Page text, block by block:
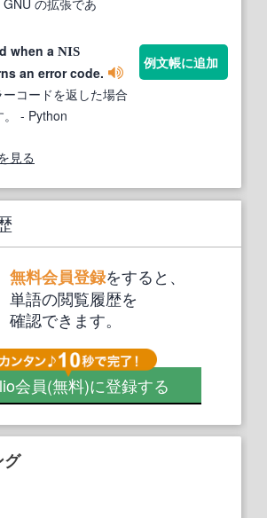
when a NIS
an error code.
コードを返した場合
- Python
例文帳に追加
見る
無料会員登録をすると、
単語の閲覧履歴を
確認できます。
会員(無料)に登録する
グ